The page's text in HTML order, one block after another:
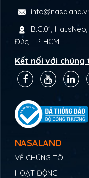
B.G.01,
Đức, TP. HCM
Kết nối với chúng
NASALAND
VỀ CHÚNG TÔI
HOẠT ĐỘNG